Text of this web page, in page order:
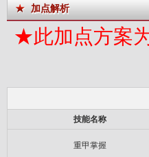
加点解析
★此加点方案
技能名称
重甲掌握